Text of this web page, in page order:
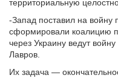
территориальную
-Запад поставил на
сформировали коалицию
через Украину ведут
Лавров.
Их задача —